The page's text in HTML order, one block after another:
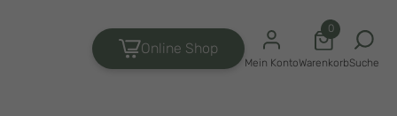
Online Shop
Mein Konto
0
WarenkorbSuche